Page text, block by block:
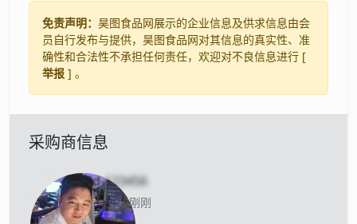
免责声明： 昊图食品网展示的企业信息及供求信息由会
员自行发布与提供，昊图食品网对其信息的真实性、准
确性和合法性不承担任何责任，欢迎对不良信息进行 [
举报 ] 。
采购商信息
uid-123456
当前离线 刚刚